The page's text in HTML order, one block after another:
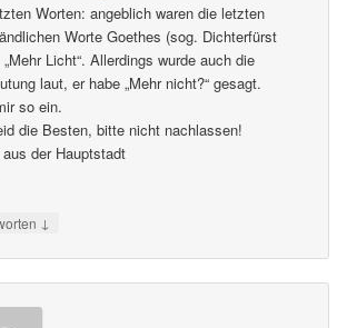
Worten: angeblich waren die letzten
Worte Goethes (sog. Dichterfürst
„Mehr Licht“. Allerdings wurde auch die
laut, er habe „Mehr nicht?“ gesagt.
so ein.
die Besten, bitte nicht nachlassen!
der Hauptstadt
↓